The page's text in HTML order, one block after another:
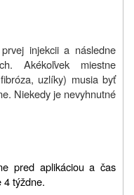
injekcii a následne
Akékoľvek miestne
uzlíky) musia byť
Niekedy je nevyhnutné
pred aplikáciou a čas
4 týždne.